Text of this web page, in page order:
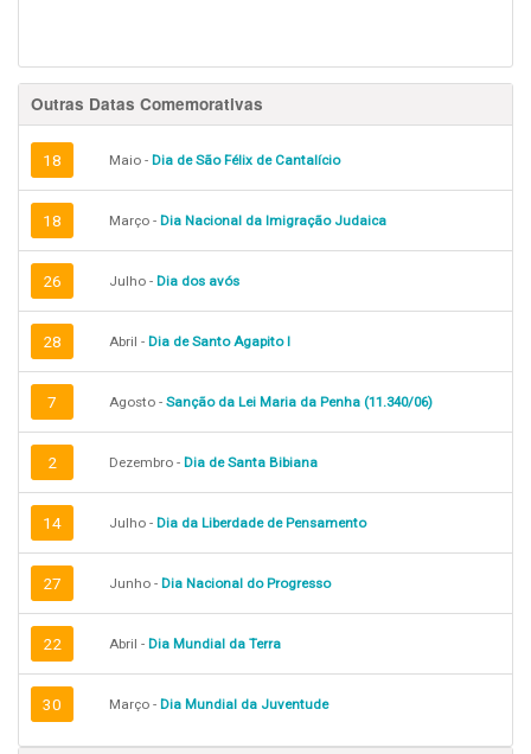
Outras Datas Comemorativas
18 Maio - Dia de São Félix de Cantalício
18 Março - Dia Nacional da Imigração Judaica
26 Julho - Dia dos avós
28 Abril - Dia de Santo Agapito I
7 Agosto - Sanção da Lei Maria da Penha (11.340/06)
2 Dezembro - Dia de Santa Bibiana
14 Julho - Dia da Liberdade de Pensamento
27 Junho - Dia Nacional do Progresso
22 Abril - Dia Mundial da Terra
30 Março - Dia Mundial da Juventude